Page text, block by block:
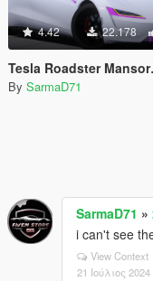
4.42 22.178
Tesla Roadster Mansory [Add-On]
By SarmaD71
SarmaD71 »
i can't see
View Context
21 Ιούλιος 2024